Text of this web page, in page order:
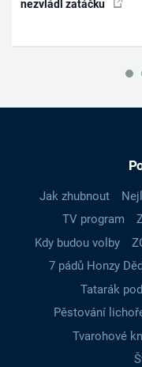
nezvládl zatáčku
Jak zhubnout
TV program
Kdy budou volby
7 pádů Honzy
Tatarák
Pěstování
Tvarohové